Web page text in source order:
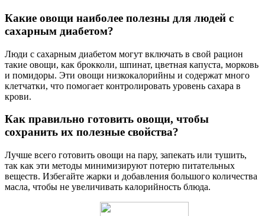
Какие овощи наиболее полезны для людей с
сахарным диабетом?
Люди с сахарным диабетом могут включать в свой рацион
такие овощи, как брокколи, шпинат, цветная капуста, морковь
и помидоры. Эти овощи низкокалорийны и содержат много
клетчатки, что помогает контролировать уровень сахара в
крови.
Как правильно готовить овощи, чтобы
сохранить их полезные свойства?
Лучше всего готовить овощи на пару, запекать или тушить,
так как эти методы минимизируют потерю питательных
веществ. Избегайте жарки и добавления большого количества
масла, чтобы не увеличивать калорийность блюда.